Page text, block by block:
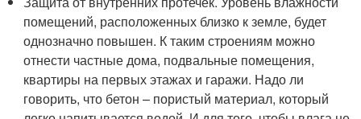
помещений, расположенных близко к земле, будет
однозначно повышен. К таким строениям можно
отнести частные дома, подвальные помещения,
квартиры на первых этажах и гаражи. Надо ли
говорить, что бетон – пористый материал, который